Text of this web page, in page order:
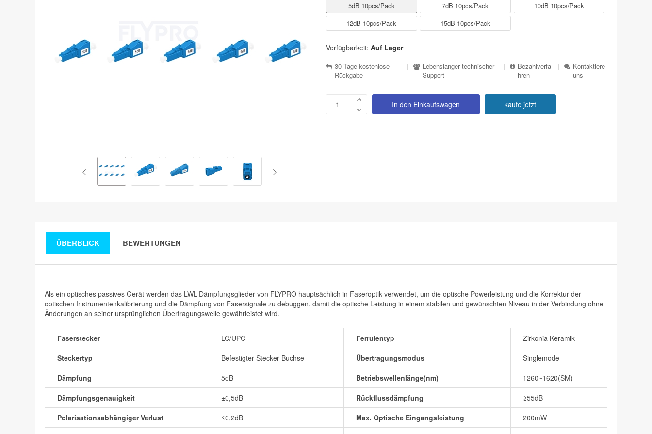
5dB 10pcs/Pack
7dB 10pcs/Pack
10dB 10pcs/Pack
12dB 10pcs/Pack
15dB 10pcs/Pack
Verfügbarkeit: Auf Lager
30 Tage kostenlose
Rückgabe
|
Lebenslanger technischer
Support
|
Bezahlverfa
hren
|
Kontaktiere
uns
In den Einkaufswagen kaufe jetzt
ÜBERBLICK BEWERTUNGEN
Als ein optisches passives Gerät werden das LWL-Dämpfungsglieder von FLYPRO hauptsächlich in Faseroptik verwendet, um die optische Powerleistung und die Korrektur der
optischen Instrumentenkalibrierung und die Dämpfung von Fasersignale zu debuggen, damit die optische Leistung in einem stabilen und gewünschten Niveau in der Verbindung ohne
Änderungen an seiner ursprünglichen Übertragungswelle gewährleistet wird.
Faserstecker LC/UPC Ferrulentyp Zirkonia Keramik
Steckertyp Befestigter Stecker-Buchse Übertragungsmodus Singlemode
Dämpfung 5dB Betriebswellenlänge(nm) 1260~1620(SM)
Dämpfungsgenauigkeit ±0,5dB Rückflussdämpfung ≥55dB
Polarisationsabhängiger Verlust ≤0,2dB Max. Optische Eingangsleistung 200mW